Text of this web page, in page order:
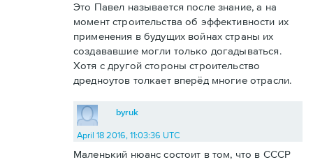
Это Павел называется после знание, а на
момент строительства об эффективности их
применения в будущих войнах страны их
создававшие могли только догадываться.
Хотя с другой стороны строительство
дредноутов толкает вперёд многие отрасли.
byruk
April 18 2016, 11:03:36 UTC
Маленький нюанс состоит в том, что в СССР